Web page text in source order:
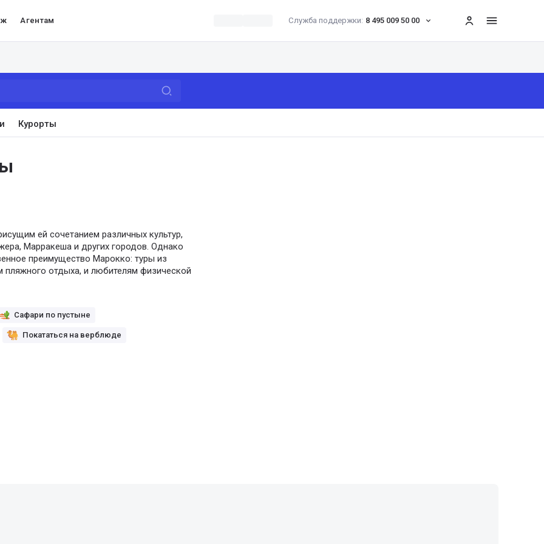
Агентам Служба поддержки: 8 495 009 50 00 меню
Курорты
ей сочетанием различных культур,
Марракеша и других городов. Однако
преимущество Марокко: туры из
пляжного отдыха, и любителям физической
Сафари по пустыне
Покататься на верблюде